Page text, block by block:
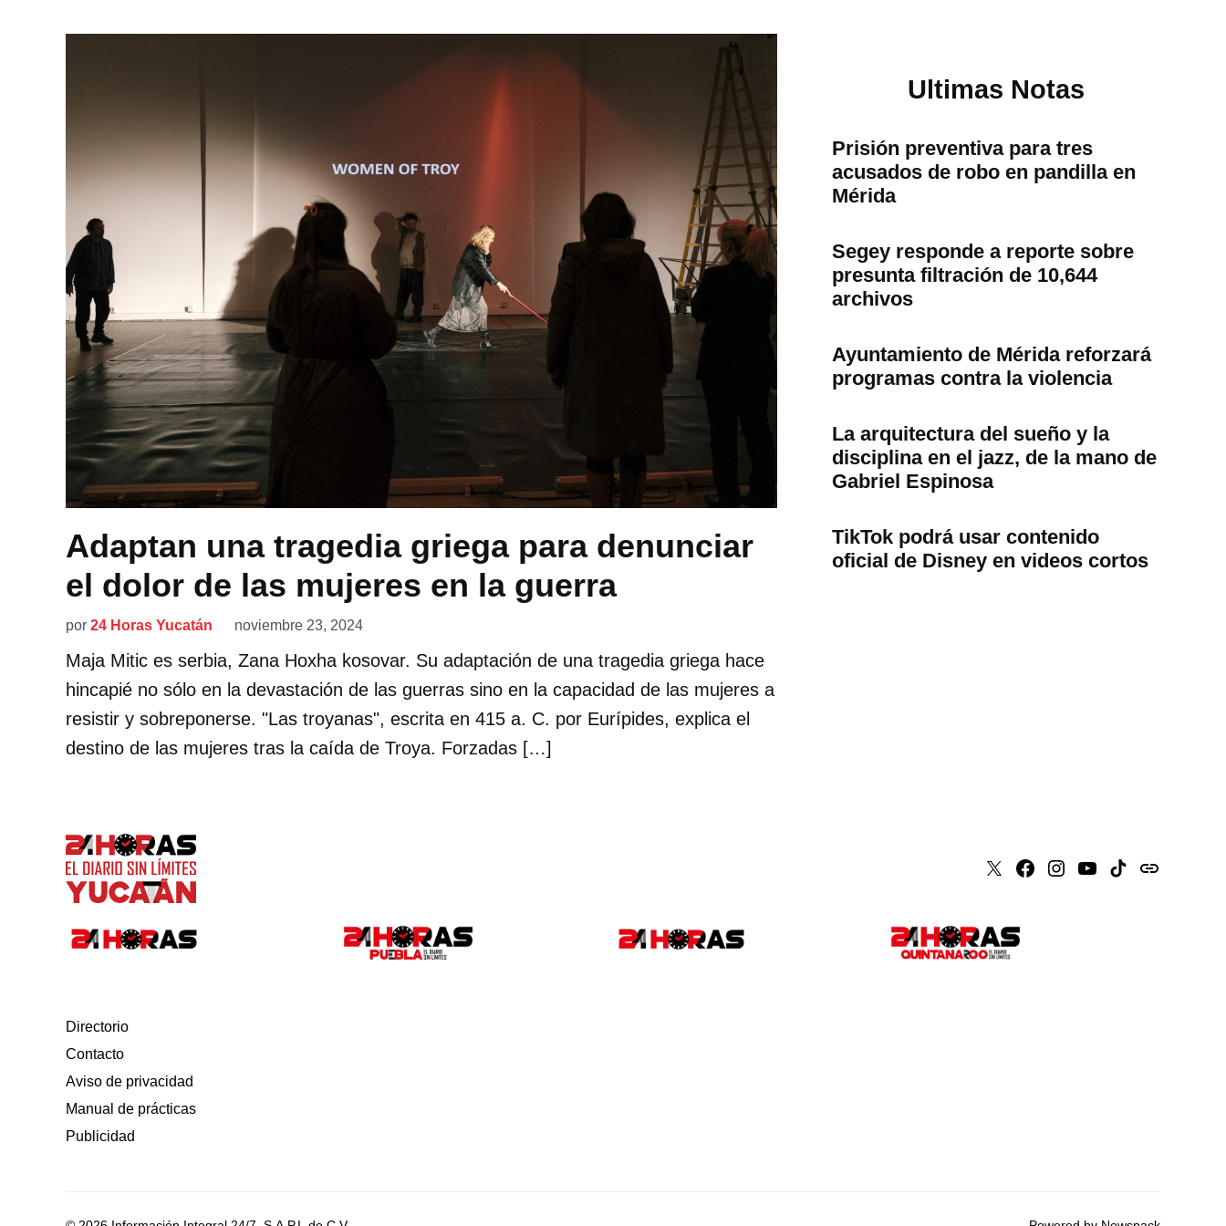
Adaptan una tragedia griega para denunciar
el dolor de las mujeres en la guerra
por 24 Horas Yucatán noviembre 23, 2024
Maja Mitic es serbia, Zana Hoxha kosovar. Su adaptación de una tragedia griega hace
hincapié no sólo en la devastación de las guerras sino en la capacidad de las mujeres a
resistir y sobreponerse. "Las troyanas", escrita en 415 a. C. por Eurípides, explica el
destino de las mujeres tras la caída de Troya. Forzadas […]
Ultimas Notas
Prisión preventiva para tres
acusados de robo en pandilla en
Mérida
Segey responde a reporte sobre
presunta filtración de 10,644
archivos
Ayuntamiento de Mérida reforzará
programas contra la violencia
La arquitectura del sueño y la
disciplina en el jazz, de la mano de
Gabriel Espinosa
TikTok podrá usar contenido
oficial de Disney en videos cortos
X Faceboook
Instagram
Youtube
Tiktokissuu
Directorio
Contacto
Aviso de privacidad
Manual de prácticas
Publicidad